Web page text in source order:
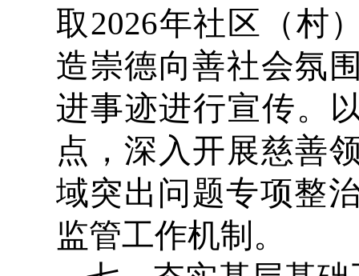
取2026年社区（村
造崇德向善社会氛
进事迹进行宣传。
点，深入开展慈善
域突出问题专项整
监管工作机制。